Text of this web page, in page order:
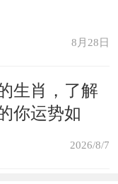
吉。《敦煌
。《敦煌本
8月28日
生肖，了解
你运势如
2026/8/7